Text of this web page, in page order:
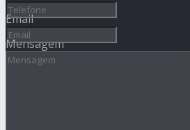
Email
Mensagem